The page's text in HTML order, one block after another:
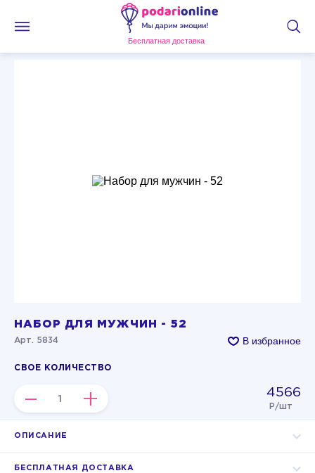
Бесплатная доставка
НАБОР ДЛЯ МУЖЧИН - 52
Арт. 5834 В избранное
СВОЕ КОЛИЧЕСТВО
– + 4566
Р/шт
ОПИСАНИЕ
БЕСПЛАТНАЯ ДОСТАВКА